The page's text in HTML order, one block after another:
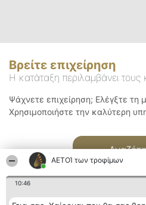
ΑΕΤΟΊ των τροφίμων
10:46
Βρείτε επιχείρηση
Η κατάταξη περιλαμβάνει
Ψάχνετε επιχείρηση; Ελέγξτε τη
Χρησιμοποιήστε την καλύτερη